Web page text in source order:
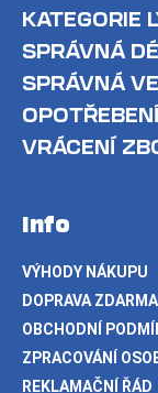
KATEGORIE
SPRÁVNÁ
SPRÁVNÁ
VRÁCENÍ
Info
VÝHODY NÁKUPU
DOPRAVA
OBCHODNÍ
ZPRACOVÁNÍ
REKLAMAČNÍ ŘÁD